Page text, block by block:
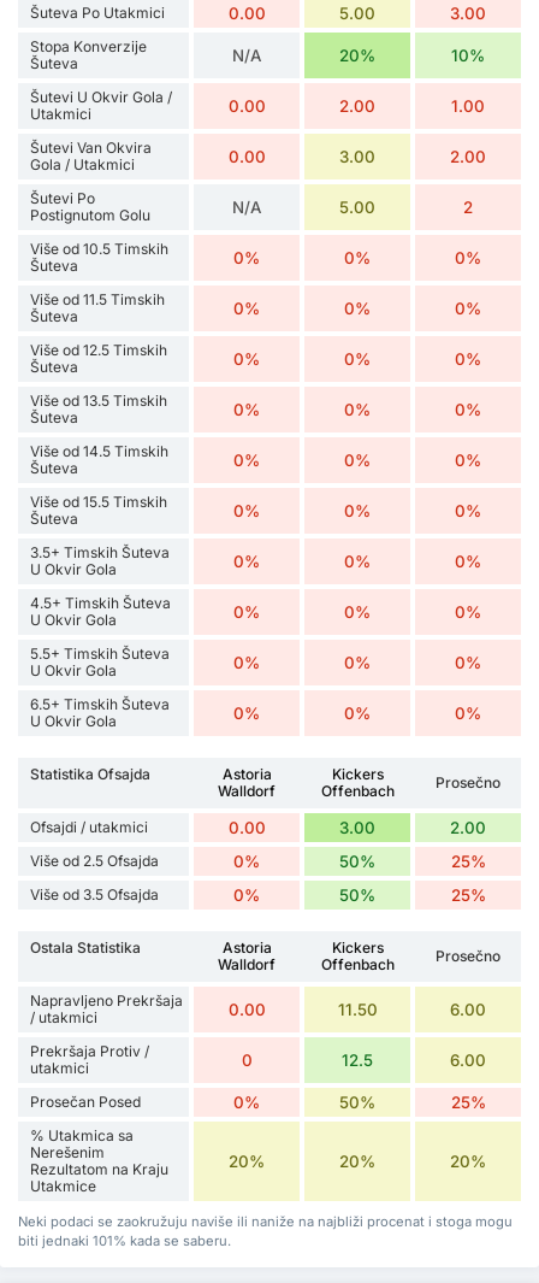
Šuteva Po Utakmici 0.00 5.00 3.00
Stopa Konverzije
Šuteva
N/A 20% 10%
Šutevi U Okvir Gola /
Utakmici
0.00 2.00 1.00
Šutevi Van Okvira
Gola / Utakmici
0.00 3.00 2.00
Šutevi Po
Postignutom Golu
N/A 5.00 2
Više od 10.5 Timskih
Šuteva
0% 0% 0%
Više od 11.5 Timskih
Šuteva
0% 0% 0%
Više od 12.5 Timskih
Šuteva
0% 0% 0%
Više od 13.5 Timskih
Šuteva
0% 0% 0%
Više od 14.5 Timskih
Šuteva
0% 0% 0%
Više od 15.5 Timskih
Šuteva
0% 0% 0%
3.5+ Timskih Šuteva
U Okvir Gola
0% 0% 0%
4.5+ Timskih Šuteva
U Okvir Gola
0% 0% 0%
5.5+ Timskih Šuteva
U Okvir Gola
0% 0% 0%
6.5+ Timskih Šuteva
U Okvir Gola
0% 0% 0%
Statistika Ofsajda
Astoria
Walldorf
Kickers
Offenbach
Prosečno
Ofsajdi / utakmici 0.00 3.00 2.00
Više od 2.5 Ofsajda 0% 50% 25%
Više od 3.5 Ofsajda 0% 50% 25%
Ostala Statistika
Astoria
Walldorf
Kickers
Offenbach
Prosečno
Napravljeno Prekršaja
/ utakmici
0.00 11.50 6.00
Prekršaja Protiv /
utakmici
0 12.5 6.00
Prosečan Posed 0% 50% 25%
% Utakmica sa
Nerešenim
Rezultatom na Kraju
Utakmice
20% 20% 20%
Neki podaci se zaokružuju naviše ili naniže na najbliži procenat i stoga mogu
biti jednaki 101% kada se saberu.